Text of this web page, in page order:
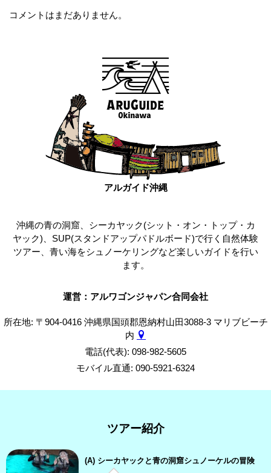
コメントはまだありません。
アルガイド沖縄
沖縄の青の洞窟、シーカヤック(シット・オン・トップ・カ
ヤック)、SUP(スタンドアップパドルボード)で行く自然体験
ツアー、青い海をシュノーケリングなど楽しいガイドを行い
ます。
運営：アルワゴンジャパン合同会社
所在地: 〒904-0416 沖縄県国頭郡恩納村山田3088-3 マリブビーチ
内
電話(代表): 098-982-5605
モバイル直通: 090-5921-6324
ツアー紹介
(A) シーカヤックと青の洞窟シュノーケルの冒険